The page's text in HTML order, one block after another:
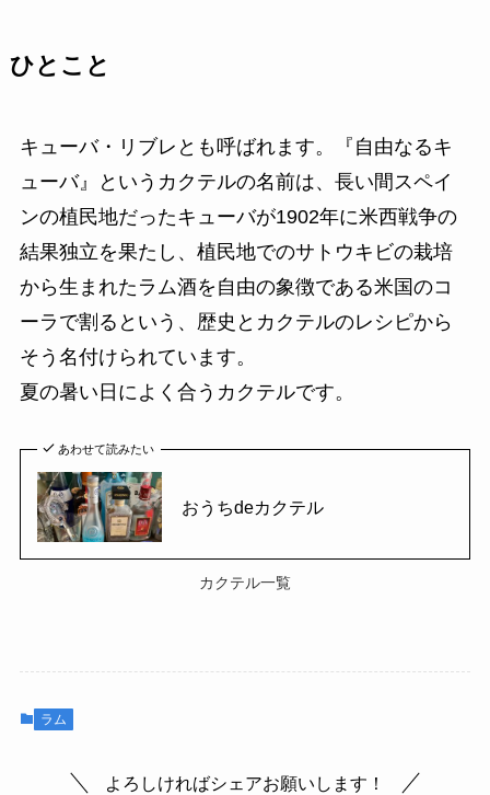
ひとこと
キューバ・リブレとも呼ばれます。『自由なるキ
ューバ』というカクテルの名前は、長い間スペイ
ンの植民地だったキューバが1902年に米西戦争の
結果独立を果たし、植民地でのサトウキビの栽培
から生まれたラム酒を自由の象徴である米国のコ
ーラで割るという、歴史とカクテルのレシピから
そう名付けられています。
夏の暑い日によく合うカクテルです。
あわせて読みたい
おうちdeカクテル
カクテル一覧
ラム
よろしければシェアお願いします！